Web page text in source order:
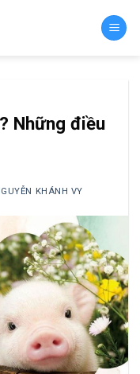
Những điều
KHÁNH VY